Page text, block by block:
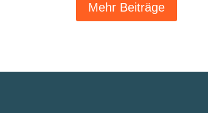
Mehr Beiträge